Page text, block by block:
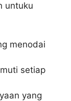
untuku
menodai
setiap
yang